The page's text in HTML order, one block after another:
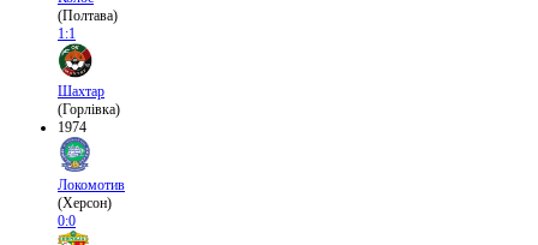
(Полтава)
1:1
Шахтар
(Горлівка)
1974
Локомотив
(Херсон)
0:0